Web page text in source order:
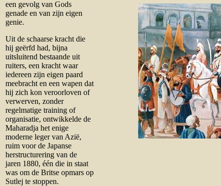
een gevolg van Gods
genade en van zijn eigen
genie.
Uit de schaarse kracht die
hij geërfd had, bijna
uitsluitend bestaande uit
ruiters, een kracht waar
iedereen zijn eigen paard
meebracht en een wapen dat
hij zich kon veroorloven of
verwerven, zonder
regelmatige training of
organisatie, ontwikkelde de
Maharadja het enige
moderne leger van Azië,
ruim voor de Japanse
herstructurering van de
jaren 1880, één die in staat
was om de Britse opmars op
Sutlej te stoppen.